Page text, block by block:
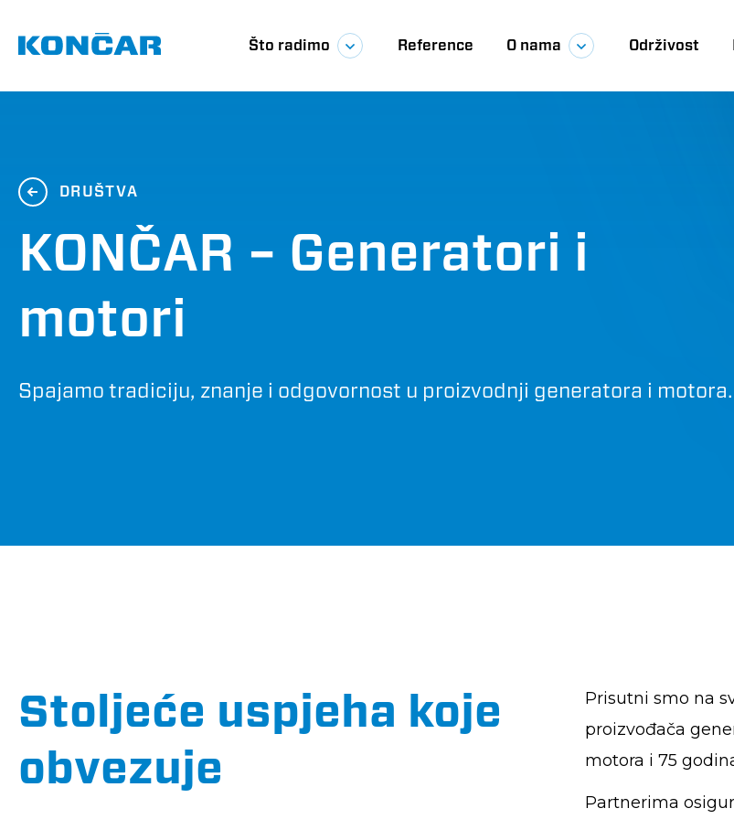
glavni
sadržaj
Glavna
navigacija
Što radimo Reference O nama Održivost
DRUŠTVA
KONČAR – Generatori i
motori
Spajamo tradiciju, znanje i odgovornost u proizvodnji generatora i motora.
Stoljeće uspjeha koje
obvezuje
Prisutni smo na
proizvođača
motora i 75
Partnerima